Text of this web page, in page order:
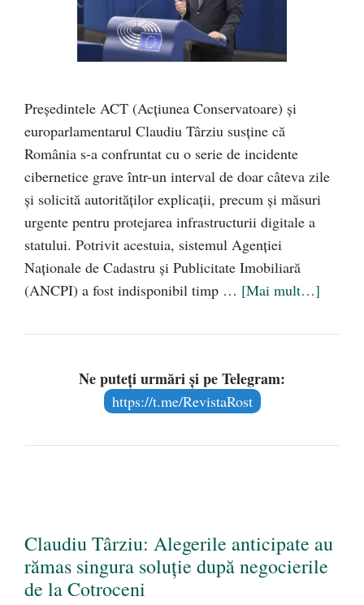
Președintele ACT (Acțiunea Conservatoare) și
europarlamentarul Claudiu Târziu susține că
România s-a confruntat cu o serie de incidente
cibernetice grave într-un interval de doar câteva zile
și solicită autorităților explicații, precum și măsuri
urgente pentru protejarea infrastructurii digitale a
statului. Potrivit acestuia, sistemul Agenției
Naționale de Cadastru și Publicitate Imobiliară
(ANCPI) a fost indisponibil timp … [Mai mult…]
Ne puteți urmări și pe Telegram:
https://t.me/RevistaRost
Claudiu Târziu: Alegerile anticipate au
rămas singura soluție după negocierile
de la Cotroceni